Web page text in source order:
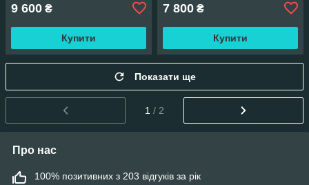
9 600 ₴
Купити
7 800 ₴
Купити
Показати ще
1 / 2
Про нас
100% позитивних з 203 відгуків за рік